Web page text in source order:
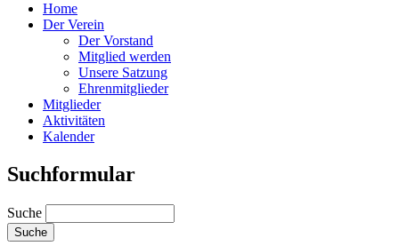
Home
Der Verein
Der Vorstand
Mitglied werden
Unsere Satzung
Ehrenmitglieder
Mitglieder
Aktivitäten
Kalender
Suchformular
Suche